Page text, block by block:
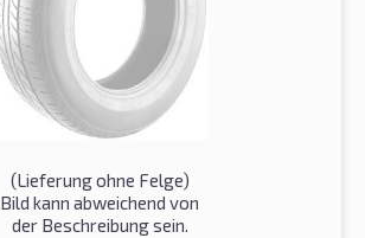
(Lieferung ohne Felge)
Bild kann abweichend von
der Beschreibung sein.